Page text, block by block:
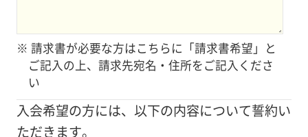
※ 請求書が必要な方はこちらに「請求書希望」と
ご記入の上、請求先宛名・住所をご記入くださ
い
入会希望の方には、以下の内容について誓約い
ただきます。